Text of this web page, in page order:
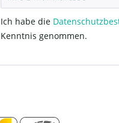
Ich habe die
Kenntnis genommen.